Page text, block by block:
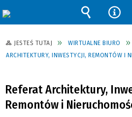
JESTEŚ TUTAJ WIRTUALNE BIURO
ARCHITEKTURY, INWESTYCJI, REMONTÓW I
Referat Architektury,
Remontów i